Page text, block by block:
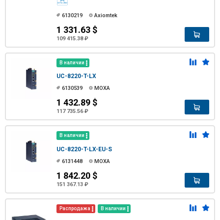
6130219 Axiomtek
1 331.63 $
109 415.38 ₽
В наличии
UC-8220-T-LX
6130539 MOXA
1 432.89 $
117 735.56 ₽
В наличии
UC-8220-T-LX-EU-S
6131448 MOXA
1 842.20 $
151 367.13 ₽
Распродажа В наличии